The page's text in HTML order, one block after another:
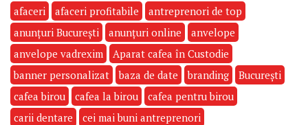
afaceri afaceri profitabile
antreprenori de top
anunțuri București
anunțuri online
anvelope
anvelope vadrexim
Aparat cafea în Custodie
banner personalizat
baza de date branding
București
cafea birou
cafea la birou
cafea pentru birou
carii dentare
cei mai buni antreprenori